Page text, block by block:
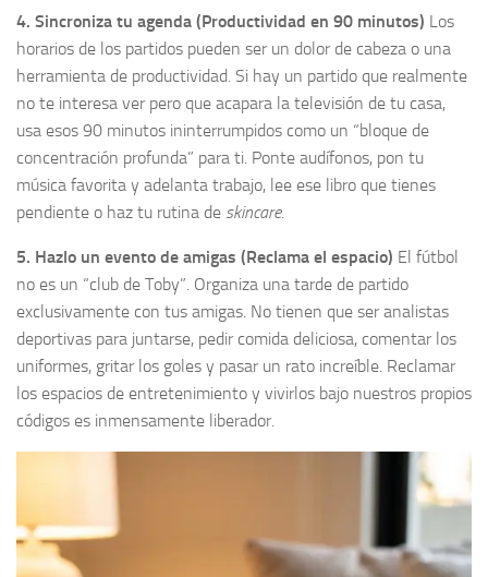
4. Sincroniza tu agenda (Productividad en 90 minutos) Los
horarios de los partidos pueden ser un dolor de cabeza o una
herramienta de productividad. Si hay un partido que realmente
no te interesa ver pero que acapara la televisión de tu casa,
usa esos 90 minutos ininterrumpidos como un “bloque de
concentración profunda” para ti. Ponte audífonos, pon tu
música favorita y adelanta trabajo, lee ese libro que tienes
pendiente o haz tu rutina de skincare.
5. Hazlo un evento de amigas (Reclama el espacio) El fútbol
no es un “club de Toby”. Organiza una tarde de partido
exclusivamente con tus amigas. No tienen que ser analistas
deportivas para juntarse, pedir comida deliciosa, comentar los
uniformes, gritar los goles y pasar un rato increíble. Reclamar
los espacios de entretenimiento y vivirlos bajo nuestros propios
códigos es inmensamente liberador.